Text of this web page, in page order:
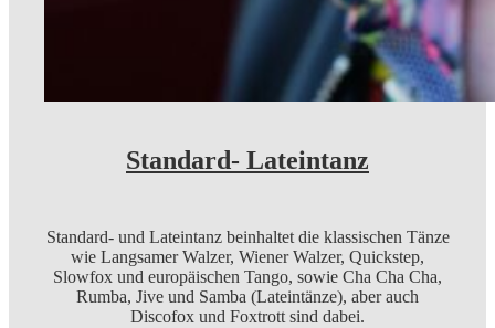
Standard- Lateintanz
Standard- und Lateintanz beinhaltet die klassischen Tänze
wie Langsamer Walzer, Wiener Walzer, Quickstep,
Slowfox und europäischen Tango, sowie Cha Cha Cha,
Rumba, Jive und Samba (Lateintänze), aber auch
Discofox und Foxtrott sind dabei.